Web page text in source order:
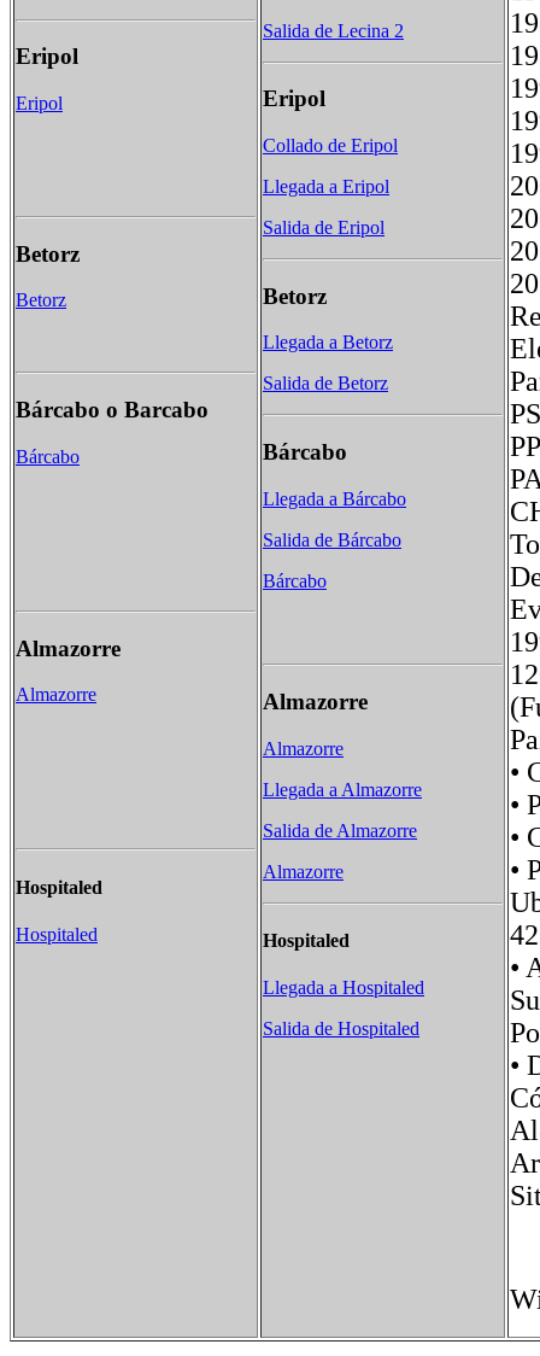
Eripol
Eripol
Betorz
Betorz
Bárcabo o Barcabo
Bárcabo
Almazorre
Almazorre
Hospitaled
Hospitaled
Salida de Lecina 2
Eripol
Collado de Eripol
Llegada a Eripol
Salida de Eripol
Betorz
Llegada a Betorz
Salida de Betorz
Bárcabo
Llegada a Bárcabo
Salida de Bárcabo
Bárcabo
Almazorre
Almazorre
Llegada a Almazorre
Salida de Almazorre
Almazorre
Hospitaled
Llegada a Hospitaled
Salida de Hospitaled
•
•
•
•
•
•